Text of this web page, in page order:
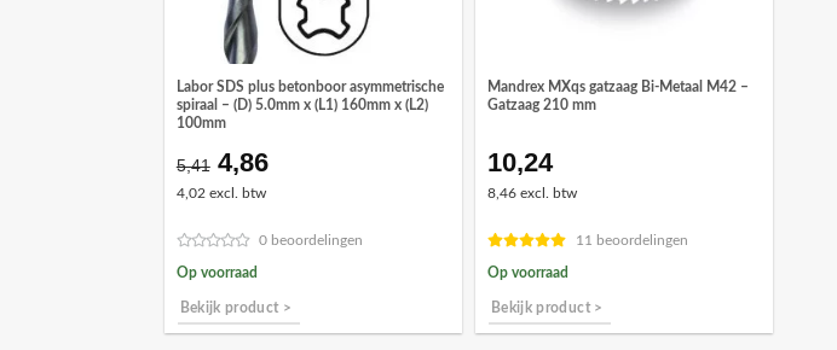
Labor SDS plus betonboor asymmetrische
spiraal – (D) 5.0mm x (L1) 160mm x (L2)
100mm
5,41 Oorspronkelijke
prijs
€5,41.
4,86Huidige
€4,86.
4,02 excl. btw
0 beoordelingen
Op voorraad
Bekijk product >
Mandrex MXqs gatzaag Bi-Metaal M42 –
Gatzaag 210 mm
10,24
8,46 excl. btw
11 beoordelingen
Op voorraad
Bekijk product >